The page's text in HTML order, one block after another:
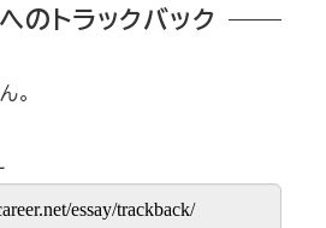
のトラックバック
。